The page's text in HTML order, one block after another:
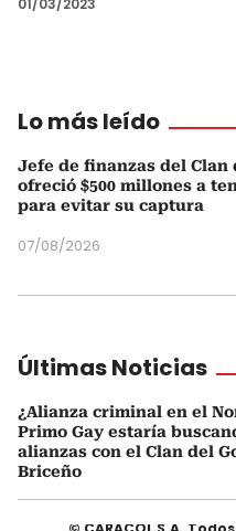
Lo más leído
Jefe de finanzas del Clan
ofreció $500 millones a
para evitar su captura
07/08/2026
Últimas Noticias
¿Alianza criminal en el
Primo Gay estaría
alianzas con el Clan del
Briceño